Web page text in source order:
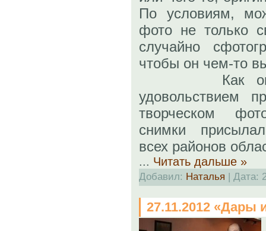
По условиям,
фото не только
случайно
чтобы он чем-то
Как
удовольствием
творческом
снимки
всех районов
... Читать дальше »
Добавил: Наталья | Дата:
27.11.2012 «Дары